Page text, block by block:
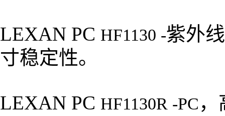
LEXAN PC HF1130 -紫外
寸稳定性。
LEXAN PC HF1130R -PC